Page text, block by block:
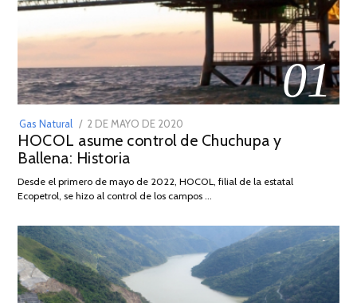
01
Gas Natural
POSTED
ON
2 DE MAYO DE 2020
DE
2026
HOCOL asume control de Chuchupa y
Ballena: Historia
Desde el primero de mayo de 2022, HOCOL, filial de la estatal
Ecopetrol, se hizo al control de los campos …